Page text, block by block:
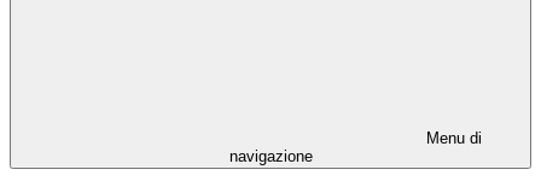
Menu di
navigazione